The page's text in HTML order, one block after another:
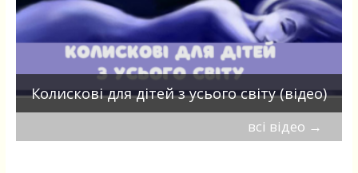
Колискові для дітей з усього світу (відео)
всі відео →